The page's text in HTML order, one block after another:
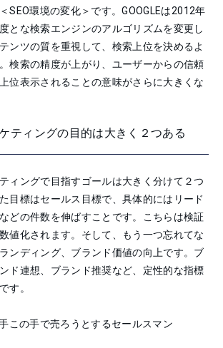
SEO環境の変化＞です。GOOGLEは2012年
とな検索エンジンのアルゴリズムを変更し
ンツの質を重視して、検索上位を決めるよ
検索の精度が上がり、ユーザーからの信頼
位表示されることの意味がさらに大きくな
ティングの目的は大きく２つある
ィングで目指すゴールは大きく分けて２つ
目標はセールス目標で、具体的にはリード
どの件数を伸ばすことです。こちらは検証
値化されます。そして、もう一つ忘れてな
ンディング、ブランド価値の向上です。ブ
ド連想、ブランド推奨など、定性的な指標
す。
この手で売ろうとするセールスマン